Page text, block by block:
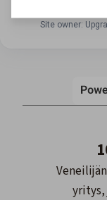
Site owner:
yritys,